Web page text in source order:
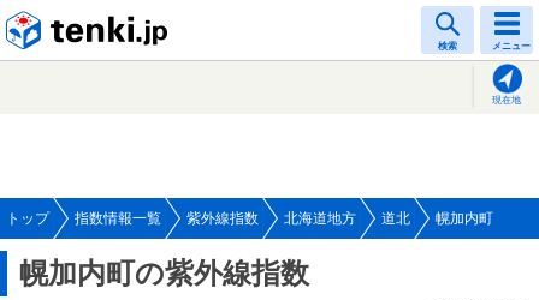
検索 メニュー
現在地
トップ 指数情報一覧 紫外線指数 北海道地方 道北 幌加内町
幌加内町の紫外線指数